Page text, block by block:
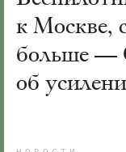
к Москве,
больше —
об